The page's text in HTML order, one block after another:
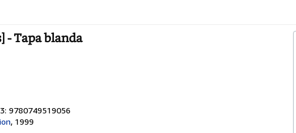
- Tapa blanda
9780749519056
, 1999